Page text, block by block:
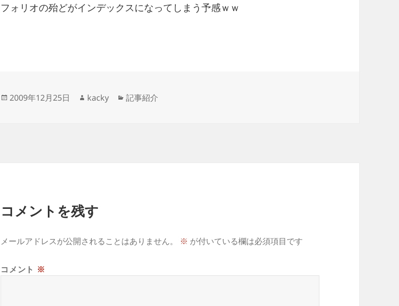
フォリオの殆どがインデックスになってしまう予感ｗｗ
投
2009年12月25日
作
kacky
カ
記事紹介
コメントを残す
メールアドレスが公開されることはありません。 ※ が付いている欄は必須項目です
コメント ※